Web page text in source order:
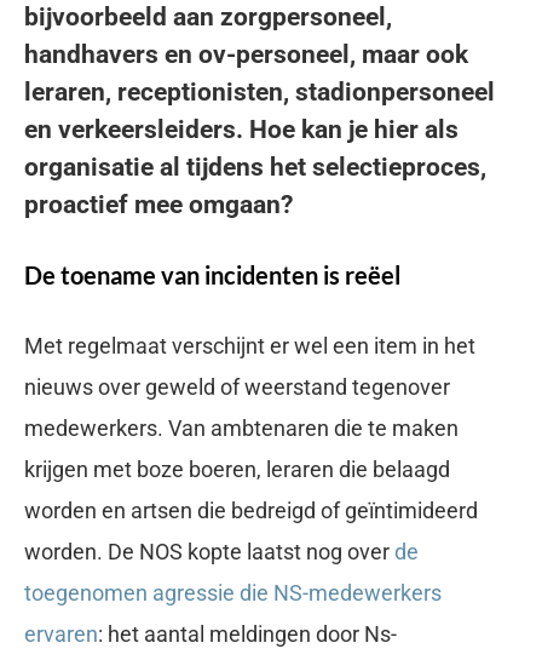
bijvoorbeeld aan zorgpersoneel,
handhavers en ov-personeel, maar ook
leraren, receptionisten, stadionpersoneel
en verkeersleiders. Hoe kan je hier als
organisatie al tijdens het selectieproces,
proactief mee omgaan?
De toename van incidenten is reëel
Met regelmaat verschijnt er wel een item in het
nieuws over geweld of weerstand tegenover
medewerkers. Van ambtenaren die te maken
krijgen met boze boeren, leraren die belaagd
worden en artsen die bedreigd of geïntimideerd
worden. De NOS kopte laatst nog over de
toegenomen agressie die NS-medewerkers
ervaren: het aantal meldingen door Ns-